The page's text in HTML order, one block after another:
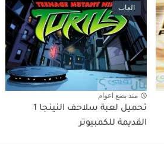
العاب
منذ بضع اعوام
تحميل لعبة سلاحف النينجا 1
القديمة للكمبيوتر